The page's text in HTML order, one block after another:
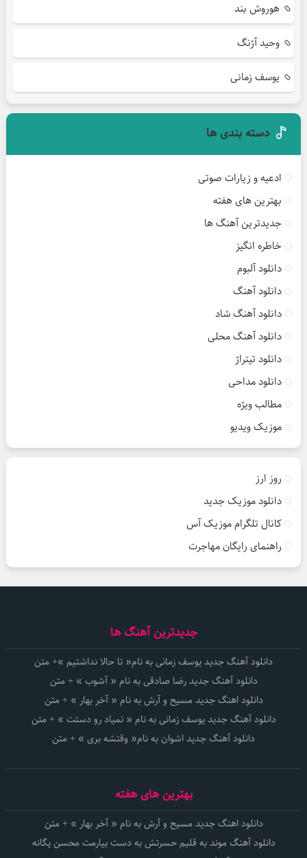
هوروش بند
وحید آژنگ
یوسف زمانی
دسته بندی ها
ادعیه و زیارات صوتی
بهترین های هفته
جدیدترین آهنگ ها
خاطره انگیز
دانلود آلبوم
دانلود آهنگ
دانلود آهنگ شاد
دانلود آهنگ محلی
دانلود تیتراژ
دانلود مداحی
مطالب ویژه
موزیک ویدیو
روز ارز
دانلود موزیک جدید
کانال تلگرام موزیک آس
راهنمای رایگان مهاجرت
جدیدترین آهنگ ها
دانلود آهنگ جدید یوسف زمانی به نام« تا حالا نداشتیم »+ متن
دانلود آهنگ جدید رضا صادقی به نام « آشوب » + متن
دانلود اهنگ جدید مسیح و آرش به نام « آخر بهار » + متن
دانلود آهنگ جدید یوسف زمانی به نام « نمیاد رو دستت » + متن
دانلود آهنگ جدید اشوان به نام« وقتشه بری » + متن
بهترین های هفته
دانلود اهنگ جدید مسیح و آرش به نام « آخر بهار » + متن
دانلود آهنگ موند به قلبم حسرتش به دست بیارمت محسن یگانه